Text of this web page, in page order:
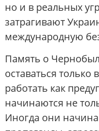
но и в реальных
затрагивают
международную
Память о
оставаться
работать как
начинаются не
Иногда они